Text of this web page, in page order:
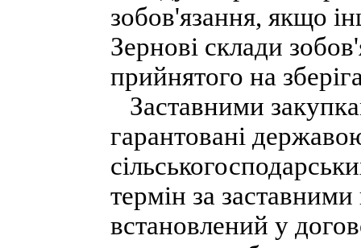
зобов'язання, якщо
Зернові склади
прийнятого на
Заставними
гарантовані
термін за
встановлений у